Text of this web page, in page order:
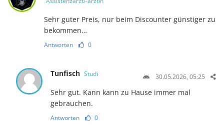
Sehr guter Preis, nur beim Discounter günstiger zu
bekommen…
Antworten 0
Tunfisch Studi 30.05.2026, 05:25
Sehr gut. Kann kann zu Hause immer mal
gebrauchen.
Antworten 0